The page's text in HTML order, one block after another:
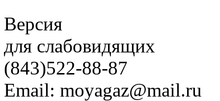
Версия
для слабовидящих
(843)522-88-87
Email: moyagaz@mail.ru